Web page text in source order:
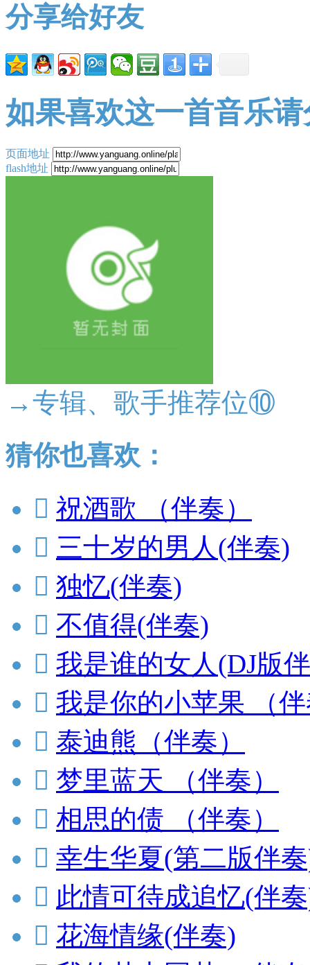
分享给好友
如果喜欢这一首音乐
页面地址
flash地址
→专辑、歌手推荐位⑩
猜你也喜欢：
 祝酒歌 （伴奏）
 三十岁的男人(伴奏)
 独忆(伴奏)
 不值得(伴奏)
 我是谁的女人(DJ版
 我是你的小苹果 （
 泰迪熊（伴奏）
 梦里蓝天 （伴奏）
 相思的债 （伴奏）
 幸生华夏(第二版伴
 此情可待成追忆(伴
 花海情缘(伴奏)